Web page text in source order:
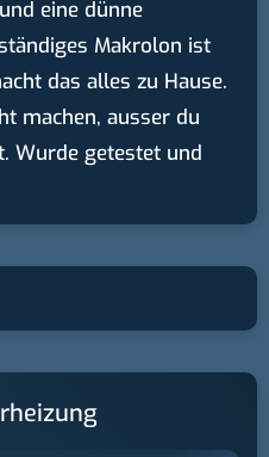
eine dünne
Makrolon ist
das alles zu Hause.
machen, ausser du
Wurde getestet und